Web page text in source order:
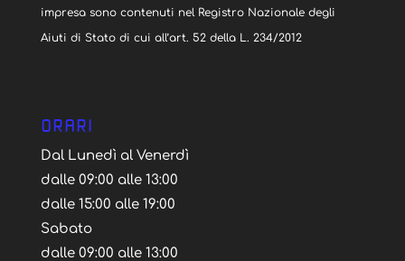
impresa sono contenuti nel Registro Nazionale degli
Aiuti di Stato di cui all’art. 52 della L. 234/2012
ORARI
Dal Lunedì al Venerdì
dalle 09:00 alle 13:00
dalle 15:00 alle 19:00
Sabato
dalle 09:00 alle 13:00